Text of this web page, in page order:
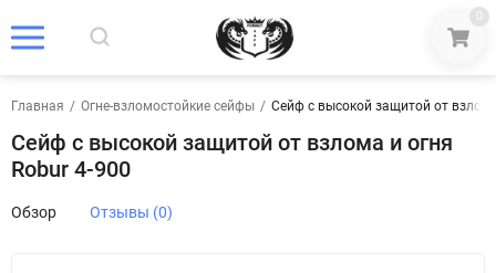
0
Главная / Огне-взломостойкие сейфы / Сейф с высокой защитой от
Сейф с высокой защитой от взлома и огня
Robur 4-900
Обзор Отзывы (0)